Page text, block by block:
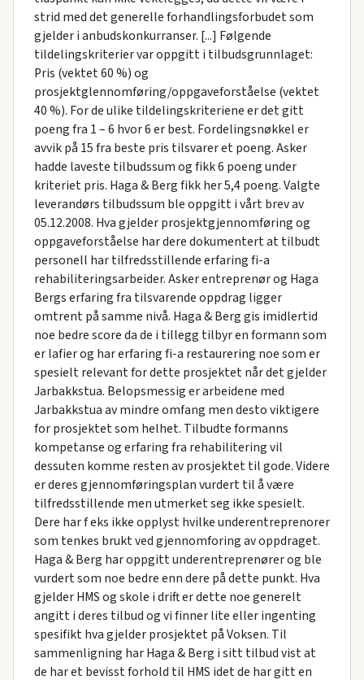
strid med det generelle forhandlingsforbudet som
gjelder i anbudskonkurranser. [...] Følgende
tildelingskriterier var oppgitt i tilbudsgrunnlaget:
Pris (vektet 60 %) og
prosjektglennomføring/oppgaveforståelse (vektet
40 %). For de ulike tildelingskriteriene er det gitt
poeng fra 1 – 6 hvor 6 er best. Fordelingsnøkkel er
avvik på 15 fra beste pris tilsvarer et poeng. Asker
hadde laveste tilbudssum og fikk 6 poeng under
kriteriet pris. Haga & Berg fikk her 5,4 poeng. Valgte
leverandørs tilbudssum ble oppgitt i vårt brev av
05.12.2008. Hva gjelder prosjektgjennomføring og
oppgaveforståelse har dere dokumentert at tilbudt
personell har tilfredsstillende erfaring fi-a
rehabiliteringsarbeider. Asker entreprenør og Haga
Bergs erfaring fra tilsvarende oppdrag ligger
omtrent på samme nivå. Haga & Berg gis imidlertid
noe bedre score da de i tillegg tilbyr en formann som
er lafier og har erfaring fi-a restaurering noe som er
spesielt relevant for dette prosjektet når det gjelder
Jarbakkstua. Belopsmessig er arbeidene med
Jarbakkstua av mindre omfang men desto viktigere
for prosjektet som helhet. Tilbudte formanns
kompetanse og erfaring fra rehabilitering vil
dessuten komme resten av prosjektet til gode. Videre
er deres gjennomføringsplan vurdert til å være
tilfredsstillende men utmerket seg ikke spesielt.
Dere har f eks ikke opplyst hvilke underentreprenorer
som tenkes brukt ved gjennomforing av oppdraget.
Haga & Berg har oppgitt underentreprenører og ble
vurdert som noe bedre enn dere på dette punkt. Hva
gjelder HMS og skole i drift er dette noe generelt
angitt i deres tilbud og vi finner lite eller ingenting
spesifikt hva gjelder prosjektet på Voksen. Til
sammenligning har Haga & Berg i sitt tilbud vist at
de har et bevisst forhold til HMS idet de har gitt en